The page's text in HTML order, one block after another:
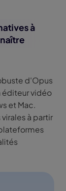
à
d'Opus
éditeur vidéo
et Mac.
à partir